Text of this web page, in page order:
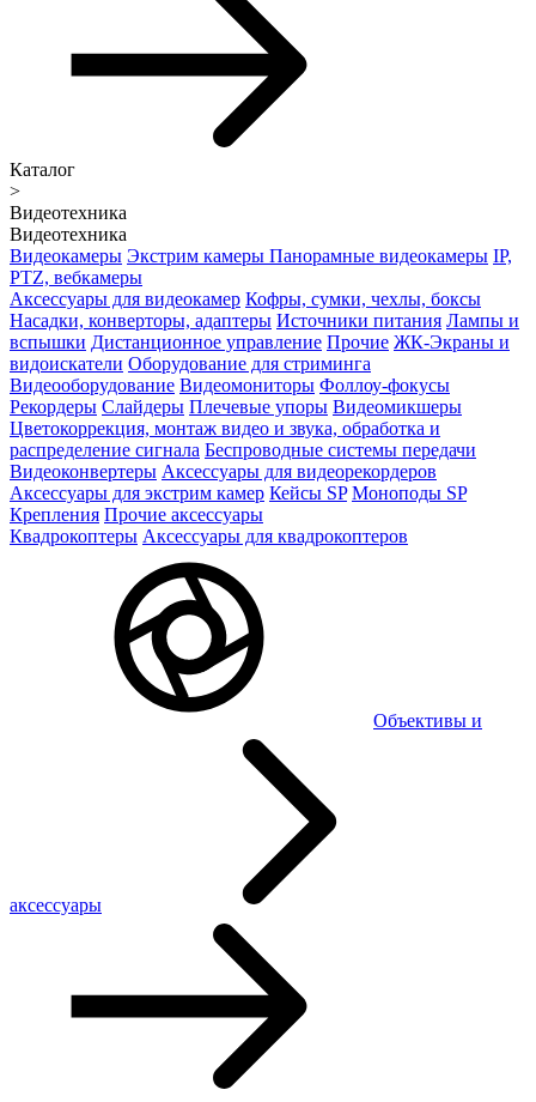
Каталог
>
Видеотехника
Видеотехника
Видеокамеры Экстрим камеры Панорамные видеокамеры IP,
PTZ, вебкамеры
Аксессуары для видеокамер Кофры, сумки, чехлы, боксы
Насадки, конверторы, адаптеры Источники питания Лампы и
вспышки Дистанционное управление Прочие ЖК-Экраны и
видоискатели Оборудование для стриминга
Видеооборудование Видеомониторы Фоллоу-фокусы
Рекордеры Слайдеры Плечевые упоры Видеомикшеры
Цветокоррекция, монтаж видео и звука, обработка и
распределение сигнала Беспроводные системы передачи
Видеоконвертеры Аксессуары для видеорекордеров
Аксессуары для экстрим камер Кейсы SP Моноподы SP
Крепления Прочие аксессуары
Квадрокоптеры Аксессуары для квадрокоптеров
Объективы и
аксессуары